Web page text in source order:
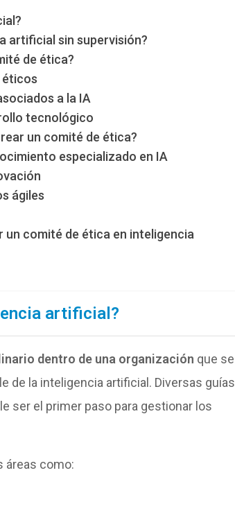
artificial sin supervisión?
de ética?
éticos
a la IA
tecnológico
un comité de ética?
especializado en IA
ágiles
un comité de ética en inteligencia
artificial?
dentro de una organización que se
de la inteligencia artificial. Diversas guías
ser el primer paso para gestionar los
áreas como: